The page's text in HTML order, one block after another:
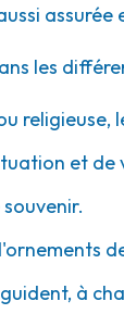
assurée
les
religieuse,
et de
à